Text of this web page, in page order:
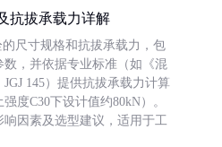
抗拔承载力详解
尺寸规格和抗拔承载力，包
，并依据专业标准（如《混
145）提供抗拔承载力计算
度C30下设计值约80kN）。
因素及选型建议，适用于工